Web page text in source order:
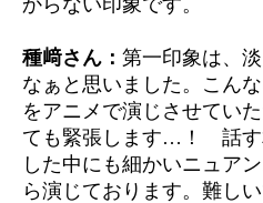
からない印象です。
種﨑さん： 第一印象は、
なぁと思いました。こん
をアニメで演じさせてい
ても緊張します…！ 話す
した中にも細かいニュア
ら演じております。難し